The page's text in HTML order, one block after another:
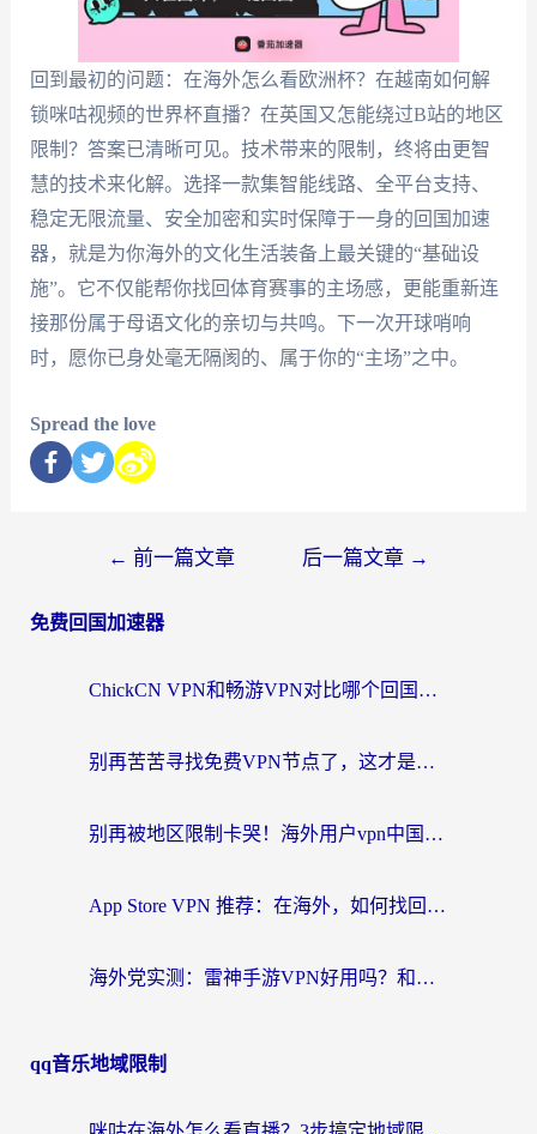
回到最初的问题：在海外怎么看欧洲杯？在越南如何解
锁咪咕视频的世界杯直播？在英国又怎能绕过B站的地区
限制？答案已清晰可见。技术带来的限制，终将由更智
慧的技术来化解。选择一款集智能线路、全平台支持、
稳定无限流量、安全加密和实时保障于一身的回国加速
器，就是为你海外的文化生活装备上最关键的“基础设
施”。它不仅能帮你找回体育赛事的主场感，更能重新连
接那份属于母语文化的亲切与共鸣。下一次开球哨响
时，愿你已身处毫无隔阂的、属于你的“主场”之中。
Spread the love
← 前一篇文章 后一篇文章 →
免费回国加速器
ChickCN VPN和畅游VPN对比哪个回国效果更好？海外党必看的回国加速器选择指南
别再苦苦寻找免费VPN节点了，这才是海外访问国内资源的正确姿势
别再被地区限制卡哭！海外用户vpn中国下载全攻略，无缝刷剧办公社交
App Store VPN 推荐：在海外，如何找回那扇回家的“任意门”？
海外党实测：雷神手游VPN好用吗？和闪电VPN对比哪个回国效果更好？附小众工具深度测评
qq音乐地域限制